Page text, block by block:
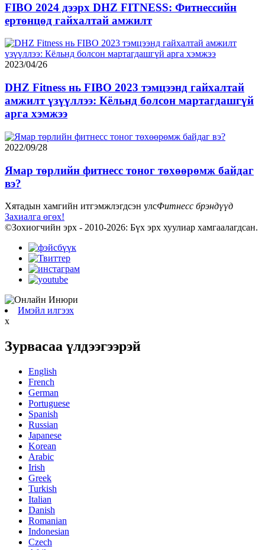
FIBO 2024 дээрх DHZ FITNESS: Фитнессийн
ертөнцөд гайхалтай амжилт
2023/04/26
DHZ Fitness нь FIBO 2023 тэмцээнд гайхалтай
амжилт үзүүллээ: Кёльнд болсон мартагдашгүй
арга хэмжээ
2022/09/28
Ямар төрлийн фитнесс тоног төхөөрөмж байдаг
вэ?
Хятадын хамгийн итгэмжлэгдсэн улсФитнесс брэндүүд
Захиалга өгөх!
©Зохиогчийн эрх - 2010-2026: Бүх эрх хуулиар хамгаалагдсан.
Имэйл илгээх
x
Зурвасаа үлдээгээрэй
English
French
German
Portuguese
Spanish
Russian
Japanese
Korean
Arabic
Irish
Greek
Turkish
Italian
Danish
Romanian
Indonesian
Czech